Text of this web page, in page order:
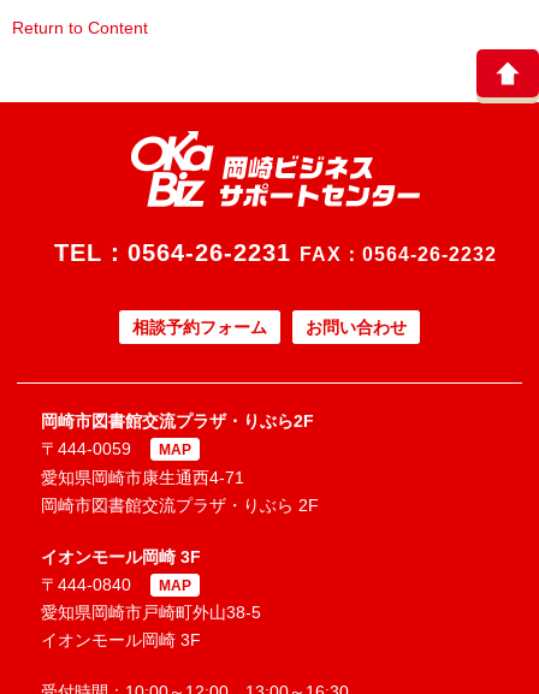
Return to Content
TEL： 0564-26-2231 FAX：0564-26-2232
相談予約フォーム お問い合わせ
岡崎市図書館交流プラザ・りぶら2F
〒444-0059
MAP
愛知県岡崎市康生通西4-71
岡崎市図書館交流プラザ・りぶら 2F
イオンモール岡崎 3F
〒444-0840
MAP
愛知県岡崎市戸崎町外山38-5
イオンモール岡崎 3F